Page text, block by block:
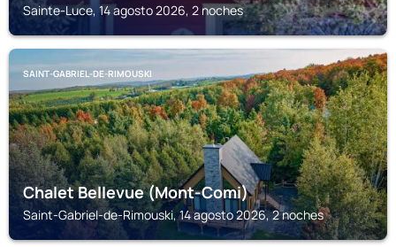
Sainte-Luce, 14 agosto 2026, 2 noches
SAINT-GABRIEL-DE-RIMOUSKI
Chalet Bellevue (Mont-Comi)
Saint-Gabriel-de-Rimouski, 14 agosto 2026, 2 noches